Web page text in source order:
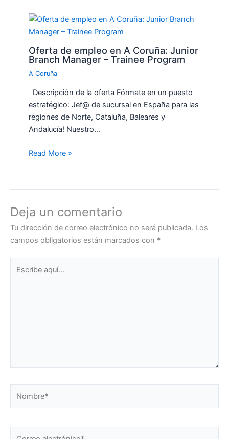
Oferta de empleo en A Coruña: Junior
Branch Manager – Trainee Program
A Coruña
Descripción de la oferta Fórmate en un puesto
estratégico: Jef@ de sucursal en España para las
regiones de Norte, Cataluña, Baleares y
Andalucía! Nuestro…
Read More »
Deja un comentario
Tu dirección de correo electrónico no será publicada. Los
campos obligatorios están marcados con *
aquí...